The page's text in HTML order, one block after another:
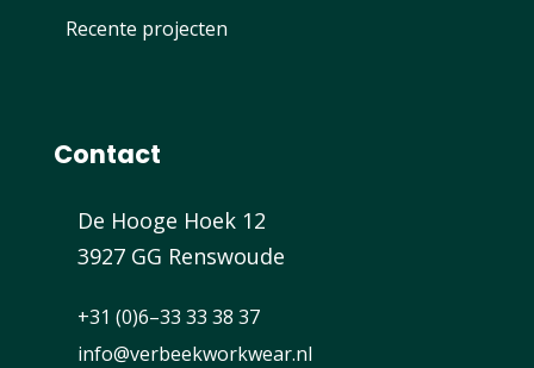
Recente projecten
Contact
De Hooge Hoek 12
3927 GG Renswoude
+31 (0)6–33 33 38 37
info@verbeekworkwear.nl